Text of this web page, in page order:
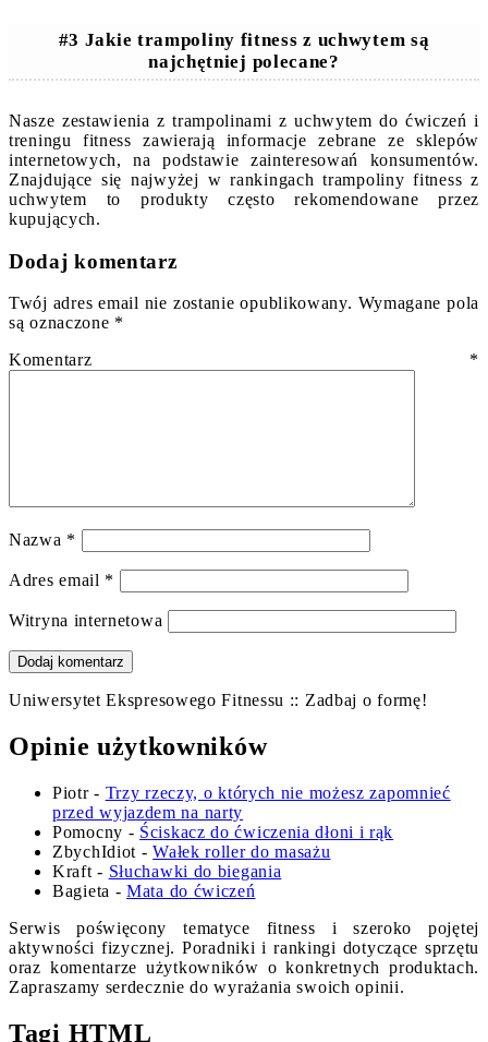
#3 Jakie trampoliny fitness z uchwytem są
najchętniej polecane?
Nasze zestawienia z trampolinami z uchwytem do ćwiczeń i
treningu fitness zawierają informacje zebrane ze sklepów
internetowych, na podstawie zainteresowań konsumentów.
Znajdujące się najwyżej w rankingach trampoliny fitness z
uchwytem to produkty często rekomendowane przez
kupujących.
Dodaj komentarz
Twój adres email nie zostanie opublikowany. Wymagane pola
są oznaczone *
Komentarz *
Nazwa *
Adres email *
Witryna internetowa
Uniwersytet Ekspresowego Fitnessu :: Zadbaj o formę!
Opinie użytkowników
Piotr- Trzy rzeczy, o których nie możesz zapomnieć
przed wyjazdem na narty
Pomocny - Ściskacz do ćwiczenia dłoni i rąk
ZbychIdiot -Wałek roller do masażu
Kraft - Słuchawki do biegania
Bagieta -Mata do ćwiczeń
Serwis poświęcony tematyce fitness i szeroko pojętej
aktywności fizycznej. Poradniki i rankingi dotyczące sprzętu
oraz komentarze użytkowników o konkretnych produktach.
Zapraszamy serdecznie do wyrażania swoich opinii.
Tagi HTML